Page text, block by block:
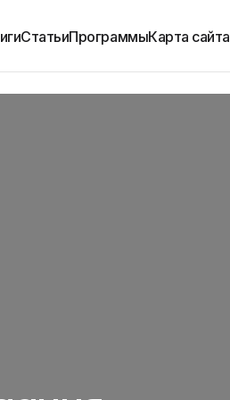
СтатьиПрограммыКарта сайта